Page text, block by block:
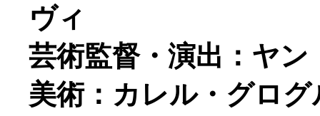
ヴィ
芸術監督・演出：ヤン
美術：カレル・グログ